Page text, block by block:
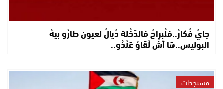
جَايْ فْكَارْ..فَلْبَراجْ فالدَّخْلَة دْيالْ لعيون طَارُو بيهْ
البوليس..هَا أشْ لْقَاوْ عَنْدُو..
مستجدات